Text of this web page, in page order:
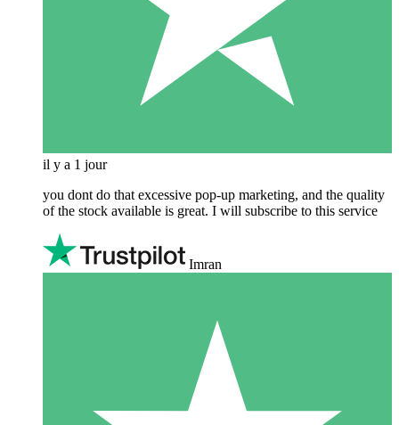
il y a 1 jour
you dont do that excessive pop-up marketing, and the quality
of the stock available is great. I will subscribe to this service
Imran